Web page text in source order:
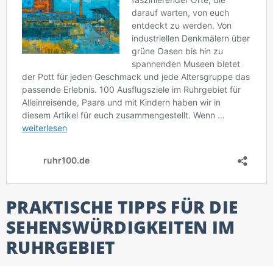
PRAKTISCHE TIPPS FÜR DIE
SEHENSWÜRDIGKEITEN IM
RUHRGEBIET